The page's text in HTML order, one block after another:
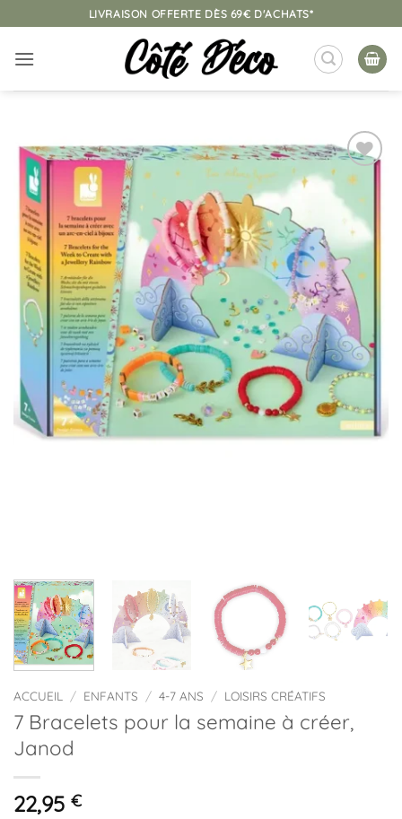
au
contenu
LIVRAISON OFFERTE DÈS 69€ D'ACHATS*
Ajouter
à la
liste
d’envies
ACCUEIL / ENFANTS / 4-7 ANS / LOISIRS CRÉATIFS
7 Bracelets pour la semaine à créer,
Janod
22,95 €